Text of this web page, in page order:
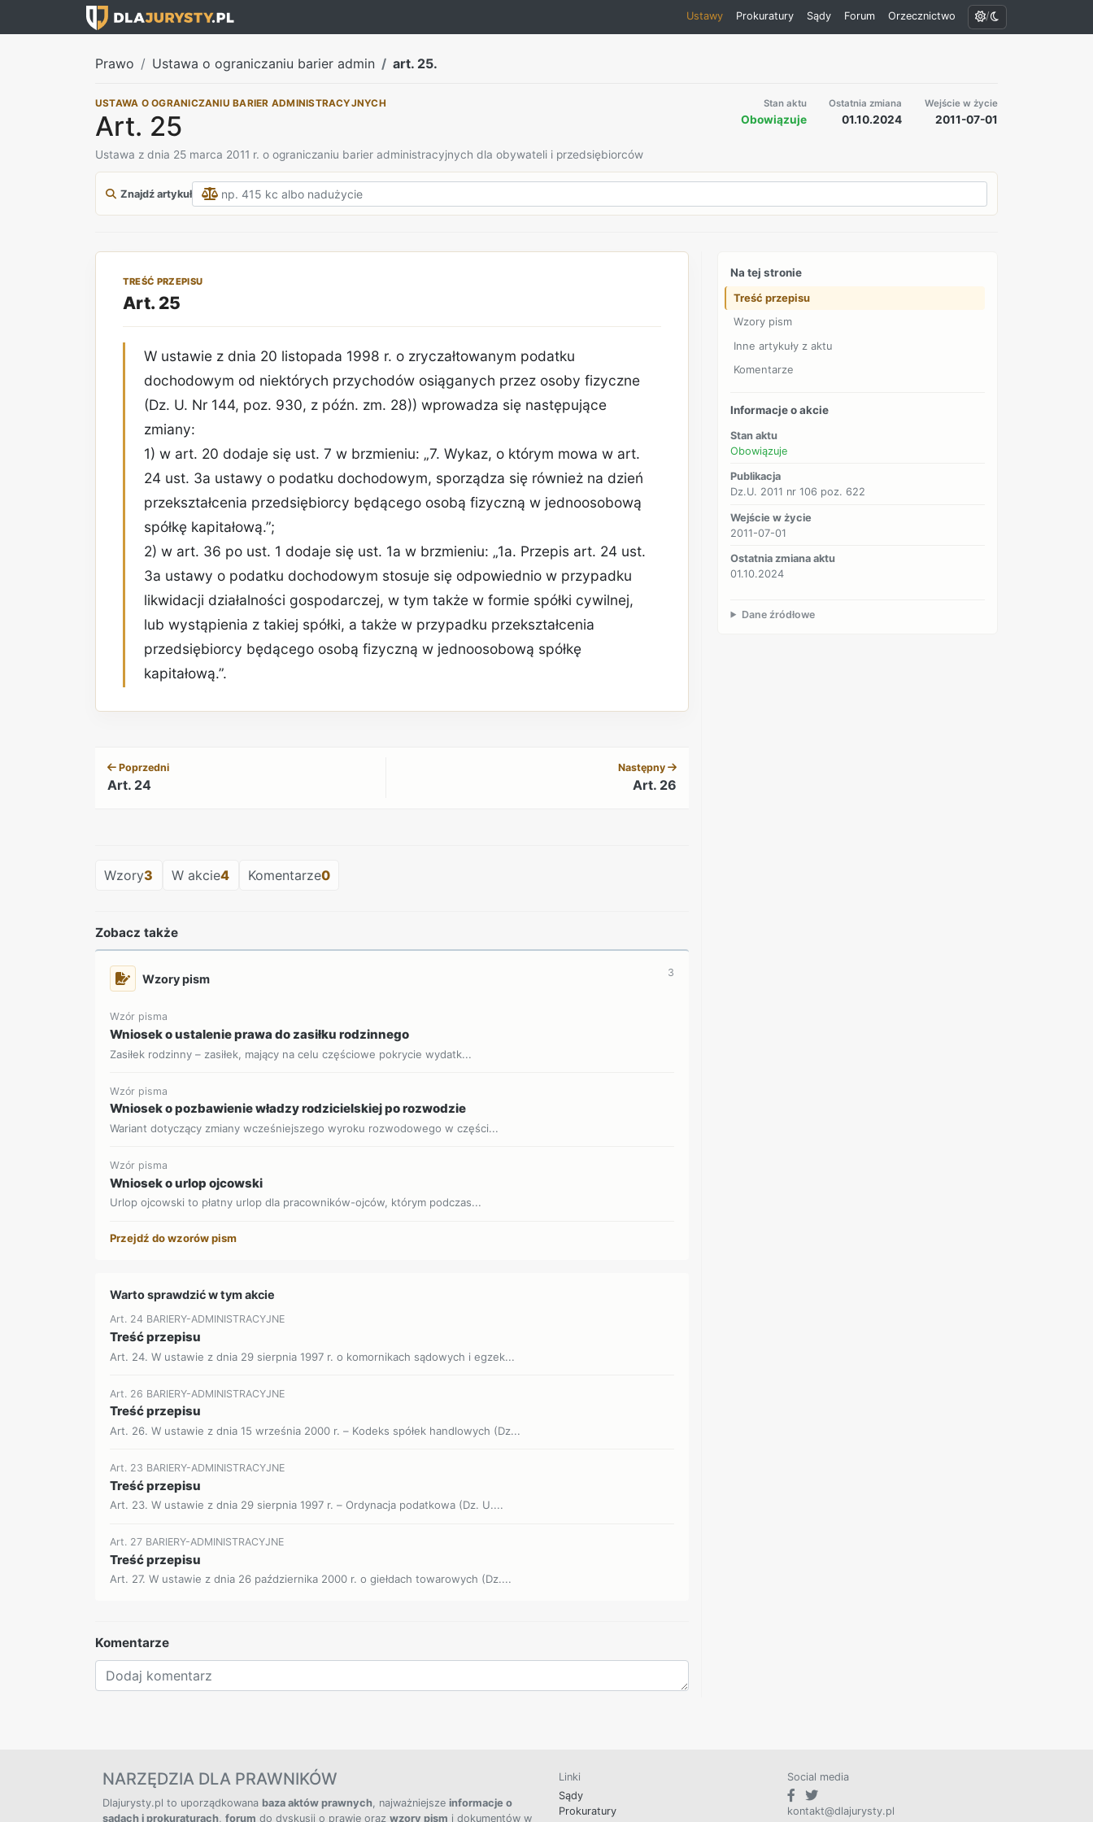
Ustawy Prokuratury Sądy Forum Orzecznictwo /
Prawo Ustawa o ograniczaniu barier admin art. 25.
USTAWA O OGRANICZANIU BARIER ADMINISTRACYJNYCH
Art. 25
Ustawa z dnia 25 marca 2011 r. o ograniczaniu barier administracyjnych dla obywateli i przedsiębiorców
Stan aktu
Obowiązuje
Ostatnia zmiana
01.10.2024
Wejście w życie
2011-07-01
Znajdź artykuł
TREŚĆ PRZEPISU
Art. 25
W ustawie z dnia 20 listopada 1998 r. o zryczałtowanym podatku
dochodowym od niektórych przychodów osiąganych przez osoby fizyczne
(Dz. U. Nr 144, poz. 930, z późn. zm. 28)) wprowadza się następujące
zmiany:
1) w art. 20 dodaje się ust. 7 w brzmieniu: „7. Wykaz, o którym mowa w art.
24 ust. 3a ustawy o podatku dochodowym, sporządza się również na dzień
przekształcenia przedsiębiorcy będącego osobą fizyczną w jednoosobową
spółkę kapitałową.”;
2) w art. 36 po ust. 1 dodaje się ust. 1a w brzmieniu: „1a. Przepis art. 24 ust.
3a ustawy o podatku dochodowym stosuje się odpowiednio w przypadku
likwidacji działalności gospodarczej, w tym także w formie spółki cywilnej,
lub wystąpienia z takiej spółki, a także w przypadku przekształcenia
przedsiębiorcy będącego osobą fizyczną w jednoosobową spółkę
kapitałową.”.
Poprzedni
Art. 24
Następny
Art. 26
Wzory3 W akcie4 Komentarze0
Zobacz także
Wzory pism 3
Wzór pisma
Wniosek o ustalenie prawa do zasiłku rodzinnego
Zasiłek rodzinny – zasiłek, mający na celu częściowe pokrycie wydatk...
Wzór pisma
Wniosek o pozbawienie władzy rodzicielskiej po rozwodzie
Wariant dotyczący zmiany wcześniejszego wyroku rozwodowego w części...
Wzór pisma
Wniosek o urlop ojcowski
Urlop ojcowski to płatny urlop dla pracowników-ojców, którym podczas...
Przejdź do wzorów pism
Warto sprawdzić w tym akcie
Art. 24 BARIERY-ADMINISTRACYJNE
Treść przepisu
Art. 24. W ustawie z dnia 29 sierpnia 1997 r. o komornikach sądowych i egzek...
Art. 26 BARIERY-ADMINISTRACYJNE
Treść przepisu
Art. 26. W ustawie z dnia 15 września 2000 r. – Kodeks spółek handlowych (Dz...
Art. 23 BARIERY-ADMINISTRACYJNE
Treść przepisu
Art. 23. W ustawie z dnia 29 sierpnia 1997 r. – Ordynacja podatkowa (Dz. U....
Art. 27 BARIERY-ADMINISTRACYJNE
Treść przepisu
Art. 27. W ustawie z dnia 26 października 2000 r. o giełdach towarowych (Dz....
Komentarze
Na tej stronie
Treść przepisu
Wzory pism
Inne artykuły z aktu
Komentarze
Informacje o akcie
Stan aktu
Obowiązuje
Publikacja
Dz.U. 2011 nr 106 poz. 622
Wejście w życie
2011-07-01
Ostatnia zmiana aktu
01.10.2024
Dane źródłowe
NARZĘDZIA DLA PRAWNIKÓW
Dlajurysty.pl to uporządkowana baza aktów prawnych, najważniejsze informacje o
sądach i prokuraturach, forum do dyskusji o prawie oraz wzory pism i dokumentów w
Linki
Sądy
Prokuratury
Social media
kontakt@dlajurysty.pl